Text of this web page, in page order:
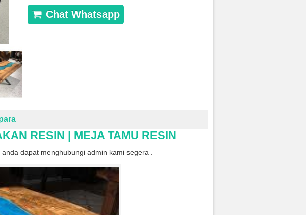
Chat Whatsapp
RESIN | MEJA TAMU RESIN
dapat menghubungi admin kami segera .